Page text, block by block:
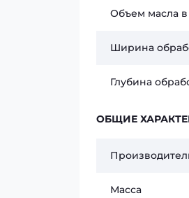
Объем масла в
Ширина
Глубина
ОБЩИЕ
Масса